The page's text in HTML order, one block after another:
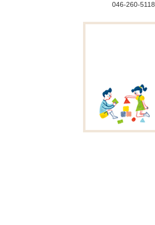
046-260-5118